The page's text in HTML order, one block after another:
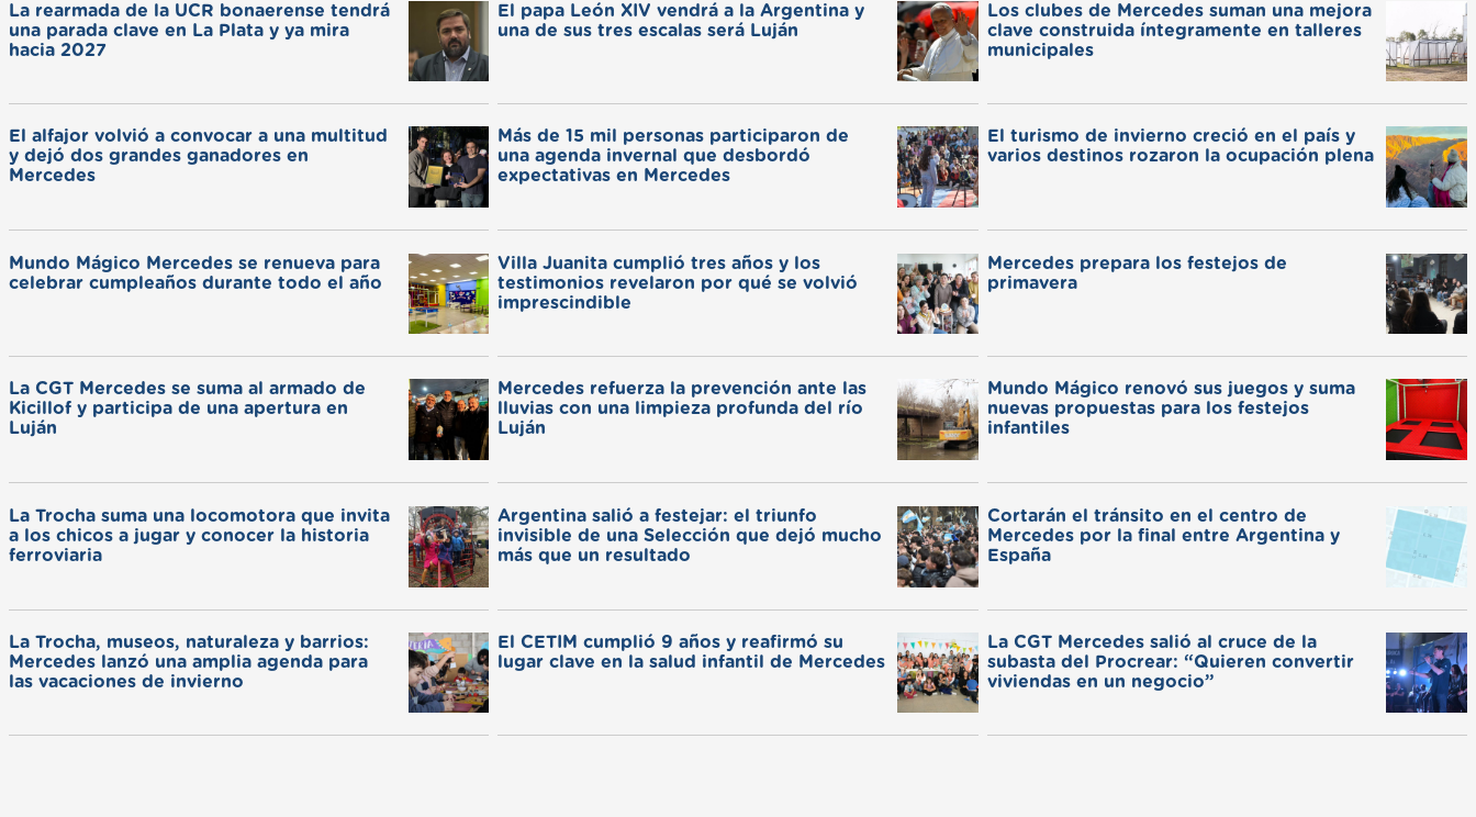
La rearmada de la UCR bonaerense tendrá
una parada clave en La Plata y ya mira
hacia 2027
El papa León XIV vendrá a la Argentina y
una de sus tres escalas será Luján
Los clubes de Mercedes suman una mejora
clave construida íntegramente en talleres
municipales
El alfajor volvió a convocar a una multitud
y dejó dos grandes ganadores en
Mercedes
Más de 15 mil personas participaron de
una agenda invernal que desbordó
expectativas en Mercedes
El turismo de invierno creció en el país y
varios destinos rozaron la ocupación plena
Mundo Mágico Mercedes se renueva para
celebrar cumpleaños durante todo el año
Villa Juanita cumplió tres años y los
testimonios revelaron por qué se volvió
imprescindible
Mercedes prepara los festejos de
primavera
La CGT Mercedes se suma al armado de
Kicillof y participa de una apertura en
Luján
Mercedes refuerza la prevención ante las
lluvias con una limpieza profunda del río
Luján
Mundo Mágico renovó sus juegos y suma
nuevas propuestas para los festejos
infantiles
La Trocha suma una locomotora que invita
a los chicos a jugar y conocer la historia
ferroviaria
Argentina salió a festejar: el triunfo
invisible de una Selección que dejó mucho
más que un resultado
Cortarán el tránsito en el centro de
Mercedes por la final entre Argentina y
España
La Trocha, museos, naturaleza y barrios:
Mercedes lanzó una amplia agenda para
las vacaciones de invierno
El CETIM cumplió 9 años y reafirmó su
lugar clave en la salud infantil de Mercedes
La CGT Mercedes salió al cruce de la
subasta del Procrear: “Quieren convertir
viviendas en un negocio”